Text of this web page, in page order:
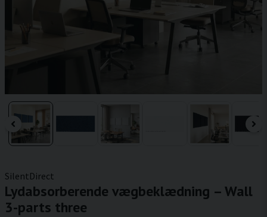
SilentDirect
Lydabsorberende vægbeklædning – Wall
3-parts three